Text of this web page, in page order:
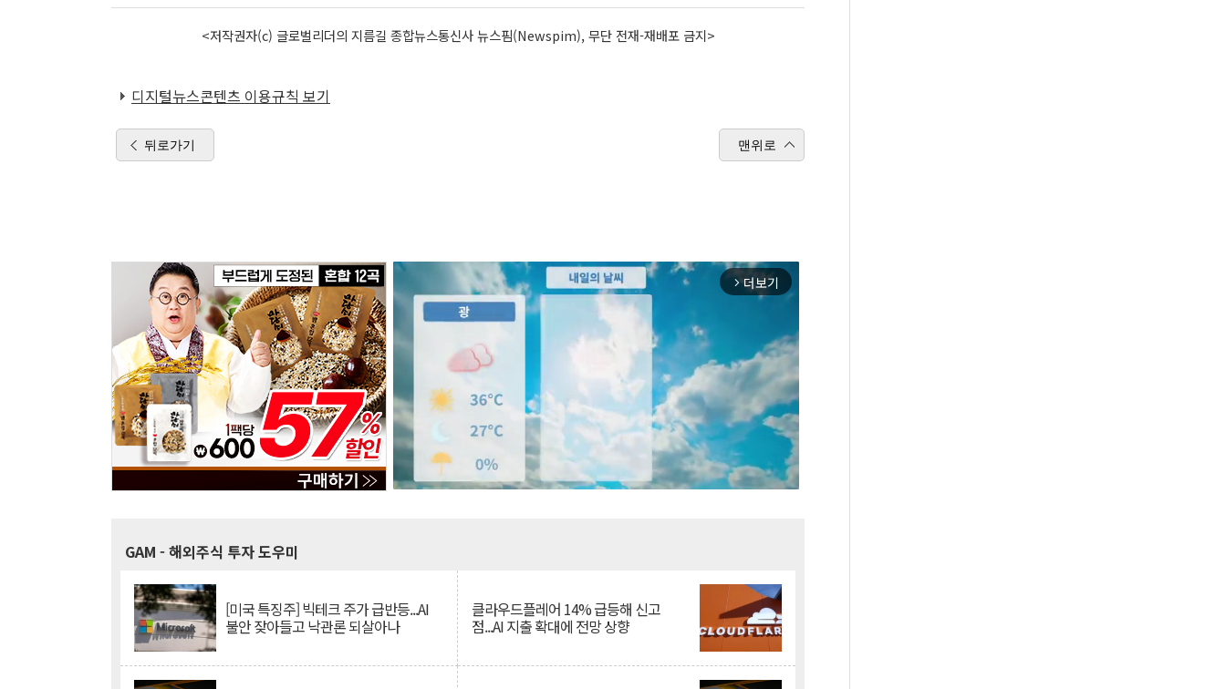
<저작권자(c) 글로벌리더의 지름길 종합뉴스통신사 뉴스핌(Newspim), 무단 전재-재배포 금지>
디지털뉴스콘텐츠 이용규칙 보기
뒤로가기 맨위로
arrow_forward_ios 더보기
GAM - 해외주식 투자 도우미
[미국 특징주] 빅테크 주가 급반등...AI
불안 잦아들고 낙관론 되살아나
클라우드플레어 14% 급등해 신고
점...AI 지출 확대에 전망 상향